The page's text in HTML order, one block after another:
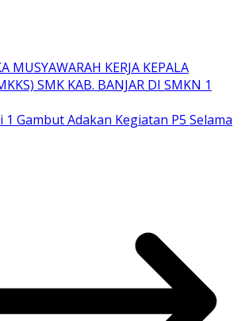
MUSYAWARAH KERJA KEPALA
SMK KAB. BANJAR DI SMKN 1
1 Gambut Adakan Kegiatan P5 Selama